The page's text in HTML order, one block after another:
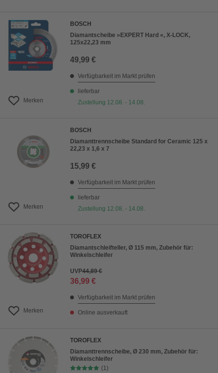
Merken
BOSCH
Diamantscheibe »EXPERT Hard «, X-LOCK,
125x22,23 mm
49,99 €
Verfügbarkeit im Markt prüfen
lieferbar
Zustellung 12.08. - 14.08.
Merken
BOSCH
Diamanttrennscheibe Standard for Ceramic 125 x
22,23 x 1,6 x 7
15,99 €
Verfügbarkeit im Markt prüfen
lieferbar
Zustellung 12.08. - 14.08.
Merken
TOROFLEX
Diamantschleifteller, Ø 115 mm, Zubehör für:
Winkelschleifer
UVP44,89 €
36,99 €
Verfügbarkeit im Markt prüfen
Online ausverkauft
TOROFLEX
Diamanttrennscheibe, Ø 230 mm, Zubehör für:
Winkelschleifer
(1)